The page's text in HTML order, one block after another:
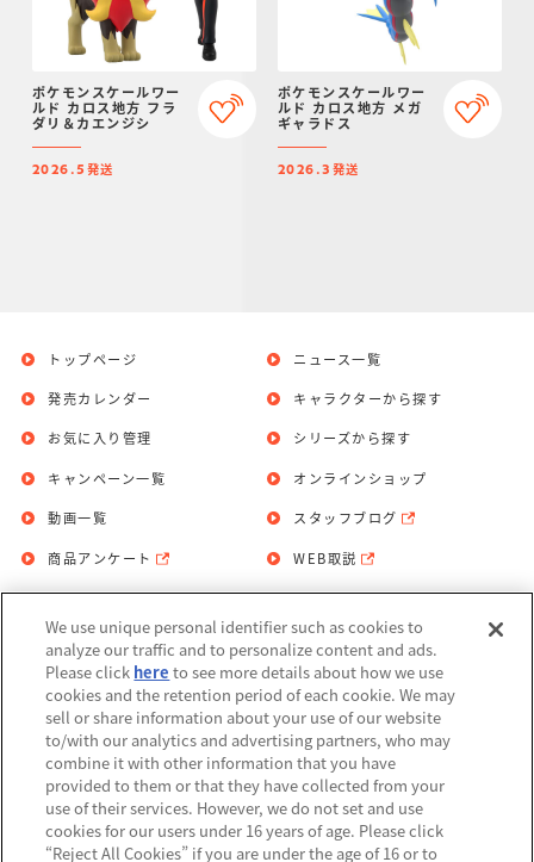
ポケモンスケールワー
ルド カロス地方 フラ
ダリ＆カエンジシ
2026.5 発送
ポケモンスケールワー
ルド カロス地方 メガ
ギャラドス
2026.3 発送
トップページ
発売カレンダー
お気に入り管理
ニュース一覧
キャラクターから探す
シリーズから探す
キャンペーン一覧
動画一覧
商品アンケート
オンラインショップ
スタッフブログ
WEB取説
お問い合わせ 個人情報保護方針
利用規約
Do Not Sell or Share My Personal
Information
アレルギー情報
We use unique personal identifier such as cookies to
analyze our traffic and to personalize content and ads.
Please click here to see more details about how we use
cookies and the retention period of each cookie. We may
sell or share information about your use of our website
to/with our analytics and advertising partners, who may
combine it with other information that you have
provided to them or that they have collected from your
use of their services. However, we do not set and use
cookies for our users under 16 years of age. Please click
“Reject All Cookies” if you are under the age of 16 or to